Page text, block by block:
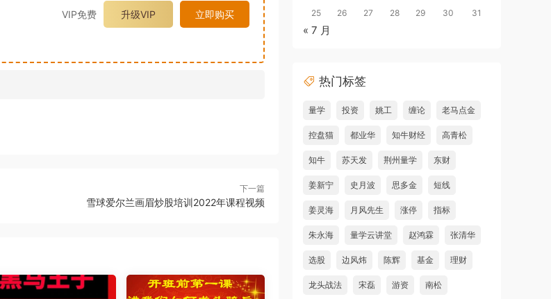
VIP免费 升级VIP 立即购买
下一篇
雪球爱尔兰画眉炒股培训2022年课程视频
25
26 27 28 29 30 31
« 7 月
热门标签
量学 投资 姚工 缠论 老马点金
控盘猫 都业华 知牛财经 高青松
知牛 苏天发 荆州量学 东财
姜新宁 史月波 思多金 短线
姜灵海 月风先生 涨停 指标
朱永海 量学云讲堂 赵鸿霖 张清华
选股 边风炜 陈辉 基金 理财
龙头战法 宋磊 游资 南松